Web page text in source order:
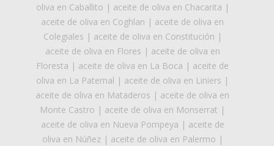
oliva en Caballito | aceite de oliva en Chacarita |
aceite de oliva en Coghlan | aceite de oliva en
Colegiales | aceite de oliva en Constitución |
aceite de oliva en Flores | aceite de oliva en
Floresta | aceite de oliva en La Boca | aceite de
oliva en La Paternal | aceite de oliva en Liniers |
aceite de oliva en Mataderos | aceite de oliva en
Monte Castro | aceite de oliva en Monserrat |
aceite de oliva en Nueva Pompeya | aceite de
oliva en Núñez| aceite de oliva en Palermo |